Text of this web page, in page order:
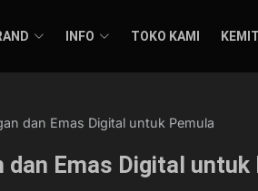
INFO TOKO KAMI
dan Emas Digital untuk Pemula
dan Emas Digital untuk